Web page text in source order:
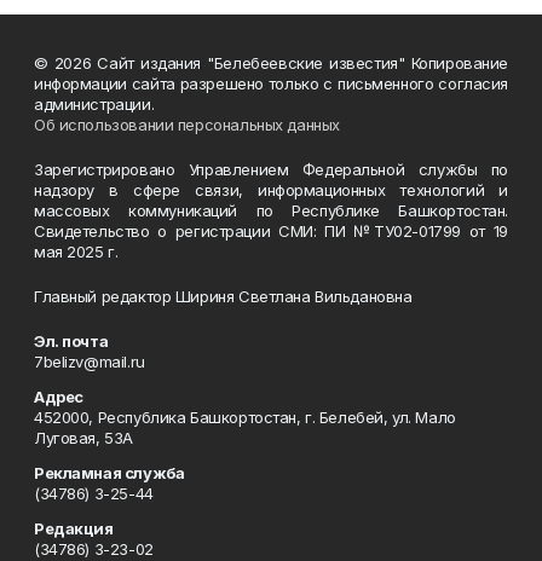
© 2026 Сайт издания "Белебеевские известия" Копирование
информации сайта разрешено только с письменного согласия
администрации.
Об использовании персональных данных
Зарегистрировано Управлением Федеральной службы по
надзору в сфере связи, информационных технологий и
массовых коммуникаций по Республике Башкортостан.
Свидетельство о регистрации СМИ: ПИ №ТУ02-01799 от 19
мая 2025 г.
Главный редактор Шириня Светлана Вильдановна
Эл. почта
7belizv@mail.ru
Адрес
452000, Республика Башкортостан, г. Белебей, ул. Мало
Луговая, 53А
Рекламная служба
(34786) 3-25-44
Редакция
(34786) 3-23-02